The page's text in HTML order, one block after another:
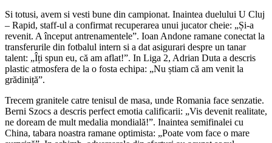
Si totusi, avem si vesti bune din campionat. Inaintea duelului U Cluj
– Rapid, staff-ul a confirmat recuperarea unui jucator cheie: „Și-a
revenit. A început antrenamentele”. Ioan Andone ramane conectat la
transferurile din fotbalul intern si a dat asigurari despre un tanar
talent: „Îți spun eu, că am aflat!”. In Liga 2, Adrian Duta a descris
plastic atmosfera de la o fosta echipa: „Nu știam că am venit la
grădiniță”.
Trecem granitele catre tenisul de masa, unde Romania face senzatie.
Berni Szocs a descris perfect emotia calificarii: „Vis devenit realitate,
ne doream de mult medalia mondială!”. Inaintea semifinalei cu
China, tabara noastra ramane optimista: „Poate vom face o mare